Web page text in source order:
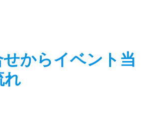
からイベント当
れ